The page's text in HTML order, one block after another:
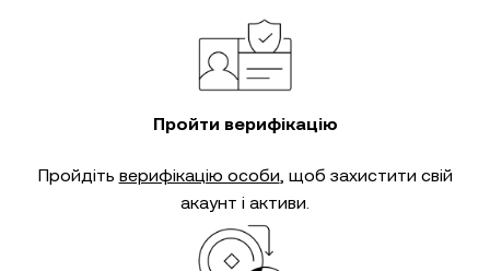
Пройти верифікацію
Пройдіть верифікацію особи, щоб захистити свій
акаунт і активи.